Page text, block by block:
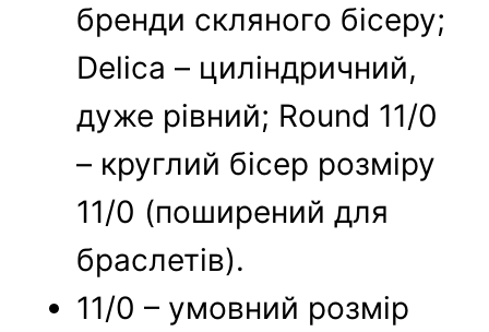
бренди скляного бісеру;
Delica – циліндричний,
дуже рівний; Round 11/0
– круглий бісер розміру
11/0 (поширений для
браслетів).
11/0 – умовний розмір